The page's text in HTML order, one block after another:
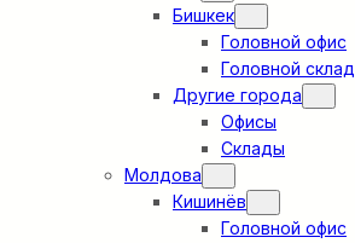
Бишкек
Головной офис
Головной склад
Другие города
Офисы
Склады
Молдова
Кишинёв
Головной офис